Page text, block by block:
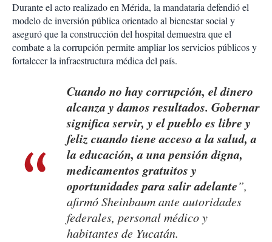
Durante el acto realizado en Mérida, la mandataria defendió el
modelo de inversión pública orientado al bienestar social y
aseguró que la construcción del hospital demuestra que el
combate a la corrupción permite ampliar los servicios públicos y
fortalecer la infraestructura médica del país.
Cuando no hay corrupción, el dinero
alcanza y damos resultados. Gobernar
significa servir, y el pueblo es libre y
feliz cuando tiene acceso a la salud, a
la educación, a una pensión digna,
medicamentos gratuitos y
oportunidades para salir adelante”,
afirmó Sheinbaum ante autoridades
federales, personal médico y
habitantes de Yucatán.